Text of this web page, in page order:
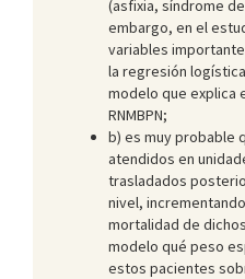
(asfixia, síndrome
embargo, en el
variables
la regresión
modelo que explica
RNMBPN;
b) es muy probable
atendidos en
trasladados
nivel,
mortalidad de
modelo qué peso
estos pacientes